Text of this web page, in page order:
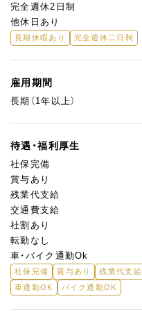
完全週休2日制
他休日あり
長期休暇あり 完全週休二日制
雇用期間
長期（1年以上）
待遇・福利厚生
社保完備
賞与あり
残業代支給
交通費支給
社割あり
転勤なし
車・バイク通勤Ok
社保完備 賞与あり 残業代支給
車通勤OK
バイク通勤OK